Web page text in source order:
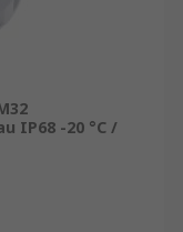
drei Teilen
geteilten
IP68 -20 °C /